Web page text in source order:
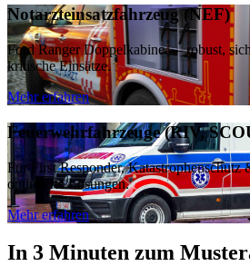
Notarzteinsatzfahrzeug (NEF)
Ford Ranger Doppelkabine — robust,
kritische Einsätze.
Mehr erfahren
Feuerwehrfahrzeuge (RIV,
Für First Responder, Katastrophenschutz
optimierte Lösungen.
Mehr erfahren
In 3 Minuten zum